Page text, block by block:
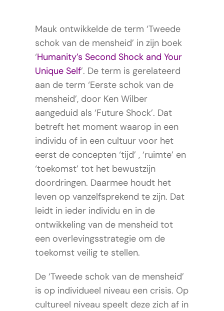
Mauk ontwikkelde de term ‘Tweede
schok van de mensheid’ in zijn boek
‘Humanity’s Second Shock and Your
Unique Self’. De term is gerelateerd
aan de term ‘Eerste schok van de
mensheid’, door Ken Wilber
aangeduid als ‘Future Shock’. Dat
betreft het moment waarop in een
individu of in een cultuur voor het
eerst de concepten ‘tijd’ , ‘ruimte’ en
‘toekomst’ tot het bewustzijn
doordringen. Daarmee houdt het
leven op vanzelfsprekend te zijn. Dat
leidt in ieder individu en in de
ontwikkeling van de mensheid tot
een overlevingsstrategie om de
toekomst veilig te stellen.
De ‘Tweede schok van de mensheid’
is op individueel niveau een crisis. Op
cultureel niveau speelt deze zich af in